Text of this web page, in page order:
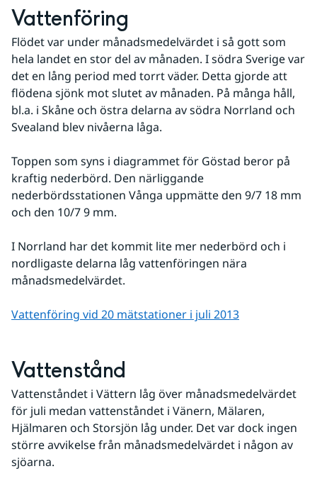
Vattenföring
Flödet var under månadsmedelvärdet i så gott som
hela landet en stor del av månaden. I södra Sverige var
det en lång period med torrt väder. Detta gjorde att
flödena sjönk mot slutet av månaden. På många håll,
bl.a. i Skåne och östra delarna av södra Norrland och
Svealand blev nivåerna låga.
Toppen som syns i diagrammet för Göstad beror på
kraftig nederbörd. Den närliggande
nederbördsstationen Vånga uppmätte den 9/7 18 mm
och den 10/7 9 mm.
I Norrland har det kommit lite mer nederbörd och i
nordligaste delarna låg vattenföringen nära
månadsmedelvärdet.
Vattenföring vid 20 mätstationer i juli 2013
Vattenstånd
Vattenståndet i Vättern låg över månadsmedelvärdet
för juli medan vattenståndet i Vänern, Mälaren,
Hjälmaren och Storsjön låg under. Det var dock ingen
större avvikelse från månadsmedelvärdet i någon av
sjöarna.